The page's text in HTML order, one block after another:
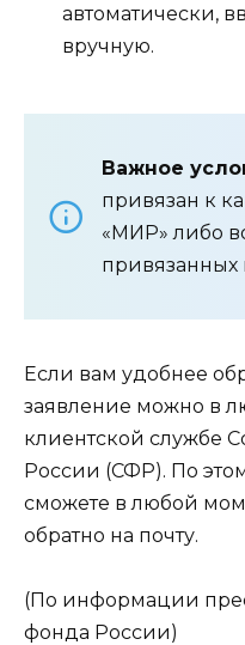
автоматически,
вручную.
Важное
привязан к
«МИР» либо
привязанных
Если вам удобнее
заявление можно в
клиентской службе
России (СФР). По
сможете в любой
обратно на почту.
(По информации
фонда России)